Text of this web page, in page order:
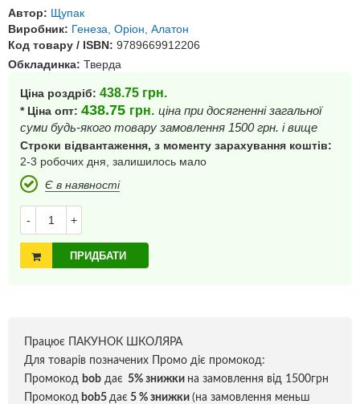
Автор: Щупак
Виробник: Генеза, Оріон, Алатон
Код товару / ISBN: 9789669912206
Обкладинка: Тверда
Ціна роздріб: 438.75 грн.
* Ціна опт: 438.75 грн. ціна при досягненні загальної
суми будь-якого товару замовлення 1500 грн. і вище
Строки відвантаження, з моменту зарахування коштів:
2-3 робочих дня, залишилось мало
Є в наявності
- +
ПРИДБАТИ
Працює ПАКУНОК ШКОЛЯРА
Для товарів позначених Промо діє промокод:
Промокод bob дає 5% знижки на замовлення від 1500грн
Промокод bob5 дає 5 % знижки (на замовлення меньш